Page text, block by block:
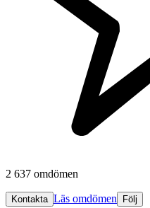
2 637 omdömen
Kontakta Läs omdömen Följ